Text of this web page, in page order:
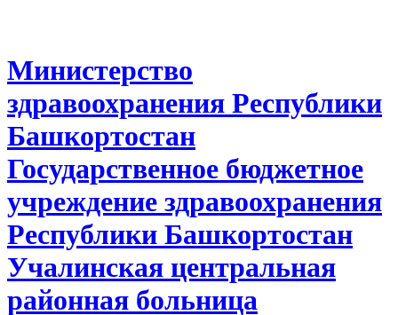
Министерство
здравоохранения Республики
Башкортостан
Государственное бюджетное
учреждение здравоохранения
Республики Башкортостан
Учалинская центральная
районная больница